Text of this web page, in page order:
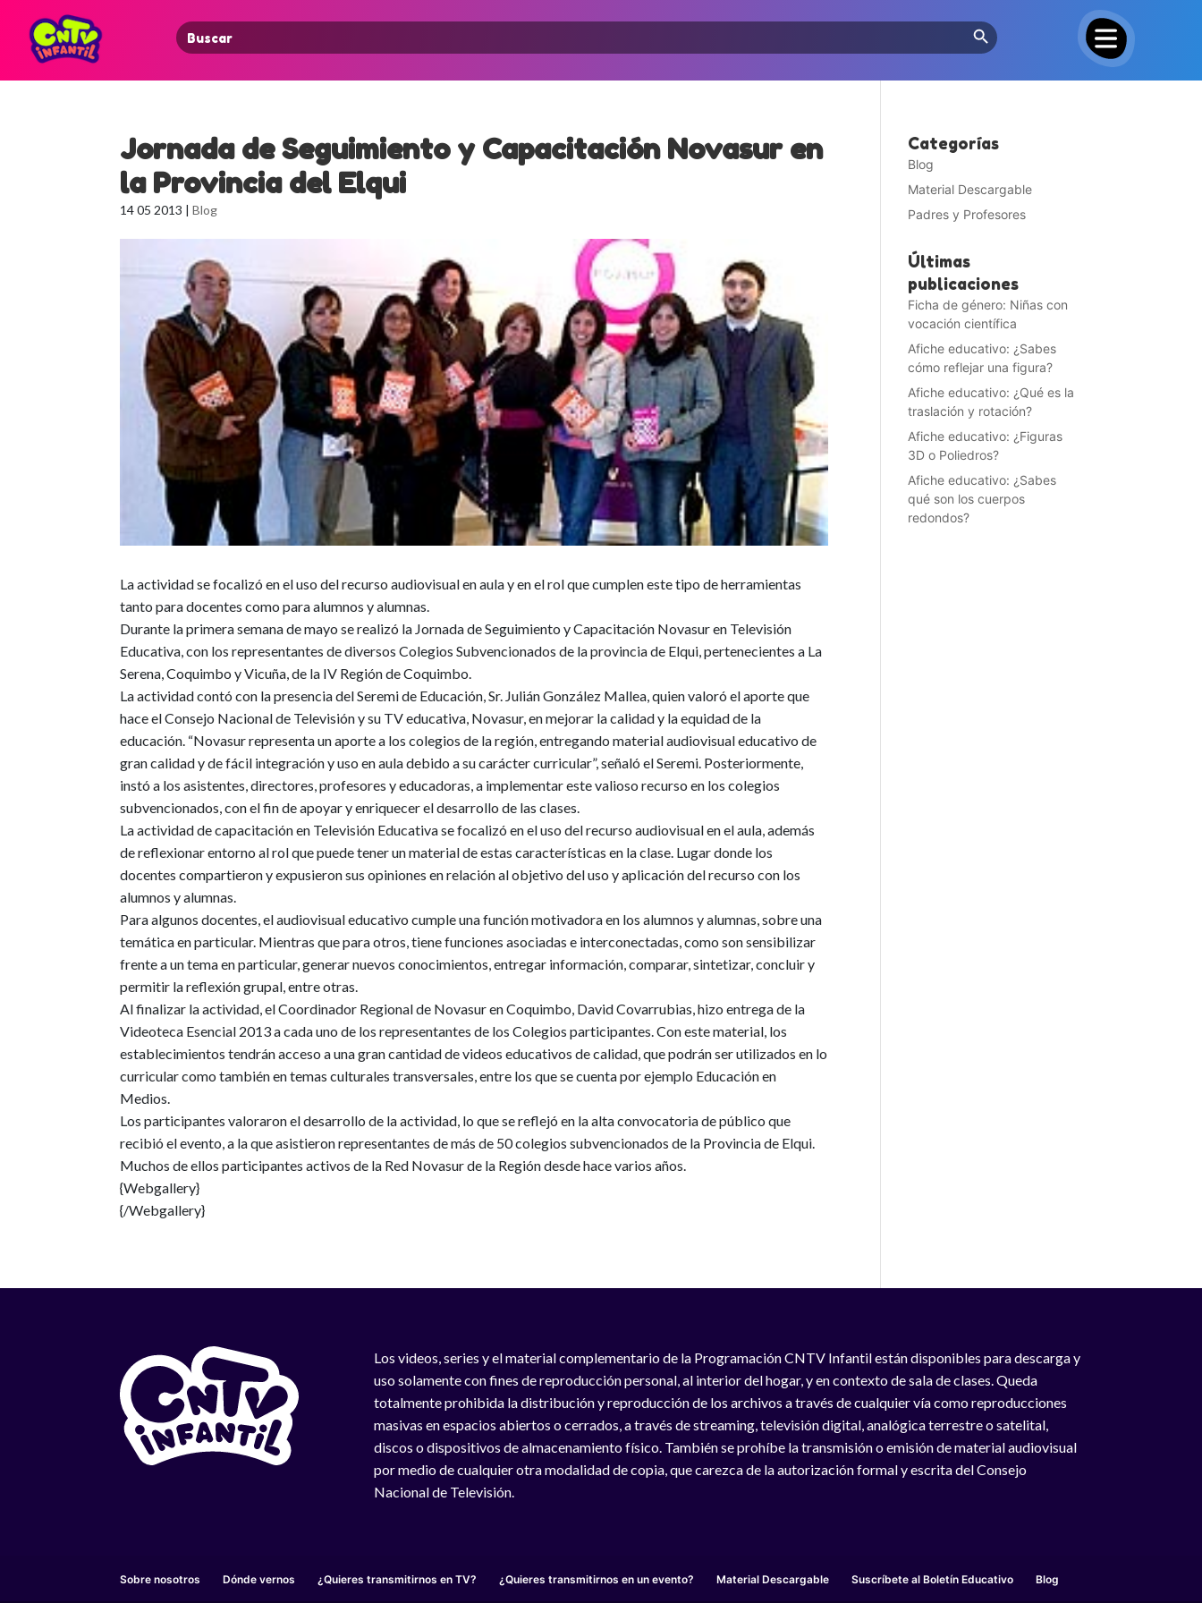
Search
for:
Search Button
Jornada de Seguimiento y Capacitación Novasur en
la Provincia del Elqui
14 05 2013 |Blog
La actividad se focalizó en el uso del recurso audiovisual en aula y en el rol que cumplen este tipo de herramientas
tanto para docentes como para alumnos y alumnas.
Durante la primera semana de mayo se realizó la Jornada de Seguimiento y Capacitación Novasur en Televisión
Educativa, con los representantes de diversos Colegios Subvencionados de la provincia de Elqui, pertenecientes a La
Serena, Coquimbo y Vicuña, de la IV Región de Coquimbo.
La actividad contó con la presencia del Seremi de Educación, Sr. Julián González Mallea, quien valoró el aporte que
hace el Consejo Nacional de Televisión y su TV educativa, Novasur, en mejorar la calidad y la equidad de la
educación. “Novasur representa un aporte a los colegios de la región, entregando material audiovisual educativo de
gran calidad y de fácil integración y uso en aula debido a su carácter curricular”, señaló el Seremi. Posteriormente,
instó a los asistentes, directores, profesores y educadoras, a implementar este valioso recurso en los colegios
subvencionados, con el fin de apoyar y enriquecer el desarrollo de las clases.
La actividad de capacitación en Televisión Educativa se focalizó en el uso del recurso audiovisual en el aula, además
de reflexionar entorno al rol que puede tener un material de estas características en la clase. Lugar donde los
docentes compartieron y expusieron sus opiniones en relación al objetivo del uso y aplicación del recurso con los
alumnos y alumnas.
Para algunos docentes, el audiovisual educativo cumple una función motivadora en los alumnos y alumnas, sobre una
temática en particular. Mientras que para otros, tiene funciones asociadas e interconectadas, como son sensibilizar
frente a un tema en particular, generar nuevos conocimientos, entregar información, comparar, sintetizar, concluir y
permitir la reflexión grupal, entre otras.
Al finalizar la actividad, el Coordinador Regional de Novasur en Coquimbo, David Covarrubias, hizo entrega de la
Videoteca Esencial 2013 a cada uno de los representantes de los Colegios participantes. Con este material, los
establecimientos tendrán acceso a una gran cantidad de videos educativos de calidad, que podrán ser utilizados en lo
curricular como también en temas culturales transversales, entre los que se cuenta por ejemplo Educación en
Medios.
Los participantes valoraron el desarrollo de la actividad, lo que se reflejó en la alta convocatoria de público que
recibió el evento, a la que asistieron representantes de más de 50 colegios subvencionados de la Provincia de Elqui.
Muchos de ellos participantes activos de la Red Novasur de la Región desde hace varios años.
{Webgallery}
{/Webgallery}
Categorías
Blog
Material Descargable
Padres y Profesores
Últimas
publicaciones
Ficha de género: Niñas con
vocación científica
Afiche educativo: ¿Sabes
cómo reflejar una figura?
Afiche educativo: ¿Qué es la
traslación y rotación?
Afiche educativo: ¿Figuras
3D o Poliedros?
Afiche educativo: ¿Sabes
qué son los cuerpos
redondos?
Los videos, series y el material complementario de la Programación CNTV Infantil están disponibles para descarga y
uso solamente con fines de reproducción personal, al interior del hogar, y en contexto de sala de clases. Queda
totalmente prohibida la distribución y reproducción de los archivos a través de cualquier vía como reproducciones
masivas en espacios abiertos o cerrados, a través de streaming, televisión digital, analógica terrestre o satelital,
discos o dispositivos de almacenamiento físico. También se prohíbe la transmisión o emisión de material audiovisual
por medio de cualquier otra modalidad de copia, que carezca de la autorización formal y escrita del Consejo
Nacional de Televisión.
Sobre nosotros Dónde vernos ¿Quieres transmitirnos en TV? ¿Quieres transmitirnos en un evento? Material Descargable Suscríbete al Boletín Educativo Blog